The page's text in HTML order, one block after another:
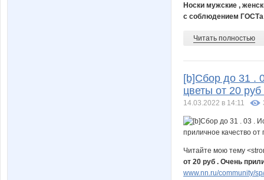
Носки мужские ,
с соблюдением
Читать полностью
[b]Сбор до 31 .
цветы от 20
14.03.2022 в 14:11
Читайте мою тему
от 20 руб . Очень
www.nn.ru/community/